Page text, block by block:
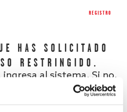
REGISTRO
HAS SOLICITADO
RESTRINGIDO.
ingresa al sistema. Si no,